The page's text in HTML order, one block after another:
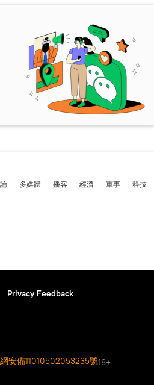
多媒體 播客 經濟 軍事 科技
Privacy Feedback
安備11010502053235號18+